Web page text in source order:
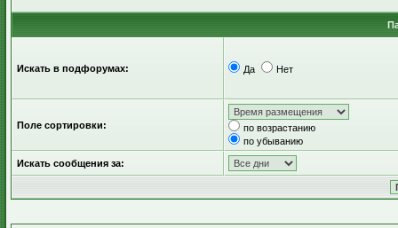
Искать в подфорумах: Да Нет
Поле сортировки:
по возрастанию
по убыванию
Искать сообщения за: